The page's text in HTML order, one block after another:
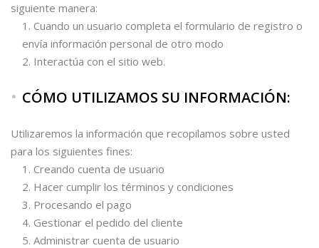
siguiente manera:
Cuando un usuario completa el formulario de registro o
envía información personal de otro modo
Interactúa con el sitio web.
CÓMO UTILIZAMOS SU INFORMACIÓN:
Utilizaremos la información que recopilamos sobre usted
para los siguientes fines:
Creando cuenta de usuario
Hacer cumplir los términos y condiciones
Procesando el pago
Gestionar el pedido del cliente
Administrar cuenta de usuario